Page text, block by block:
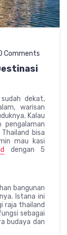
Comments
dekat,
warisan
Kalau
pengalaman
bisa
mau kasi
dengan 5
bangunan
Istana ini
raja thailand
sebagai
budaya dan